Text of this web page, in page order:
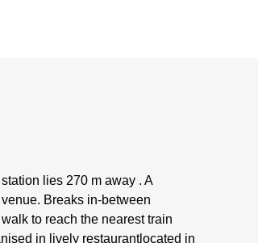
lies 270 m away . A
Breaks in-between
to reach the nearest train
in lively restaurantlocated in